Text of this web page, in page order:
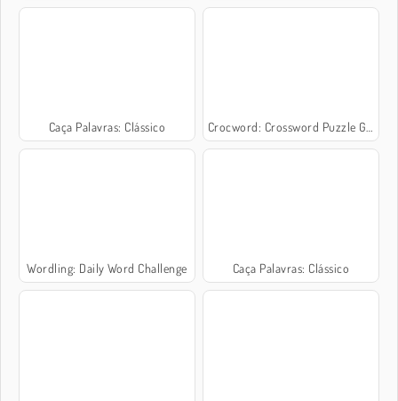
Caça Palavras: Clássico Crocword: Crossword Puzzle Game
Wordling: Daily Word Challenge Caça Palavras: Clássico